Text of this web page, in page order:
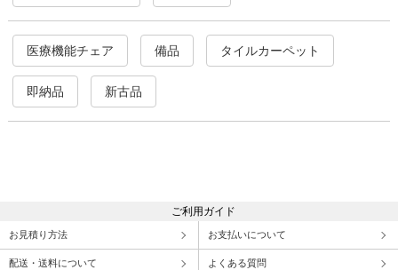
医療機能チェア 備品 タイルカーペット
即納品 新古品
ご利用ガイド
お見積り方法 お支払いについて
配送・送料について よくある質問